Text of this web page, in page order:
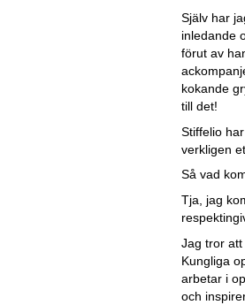
Själv har
inledande
förut av
kokande
till det!
Stiffelio
verkligen
Så vad
Tja, jag
Jag tror
Kungliga
arbetar i
och